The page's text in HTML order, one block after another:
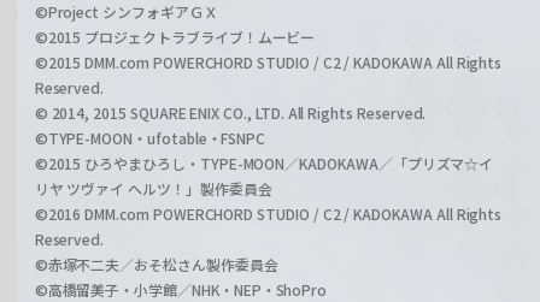
©Project シンフォギアＧＸ
©2015 プロジェクトラブライブ！ムービー
©2015 DMM.com POWERCHORD STUDIO / C2 / KADOKAWA All Rights
Reserved.
© 2014, 2015 SQUARE ENIX CO., LTD. All Rights Reserved.
©TYPE-MOON・ufotable・FSNPC
©2015 ひろやまひろし・TYPE-MOON／KADOKAWA／「プリズマ☆イ
リヤ ツヴァイ ヘルツ！」製作委員会
©2016 DMM.com POWERCHORD STUDIO / C2 / KADOKAWA All Rights
Reserved.
©赤塚不二夫／おそ松さん製作委員会
©高橋留美子・小学館／NHK・NEP・ShoPro